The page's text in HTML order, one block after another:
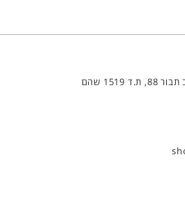
ת.ד 1519 שהם